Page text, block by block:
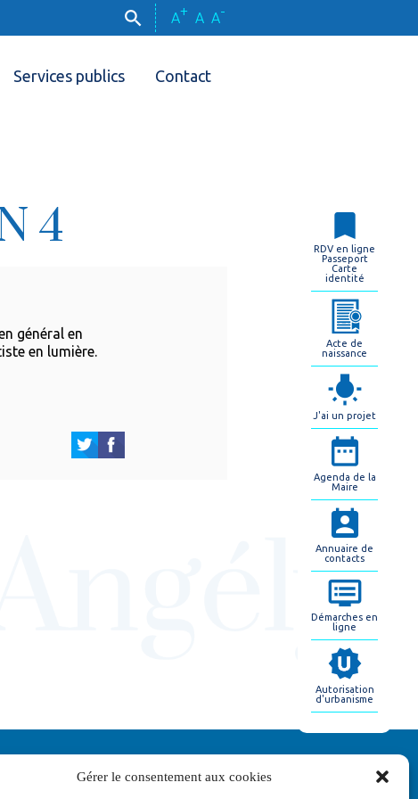
Gérer le consentement aux cookies
A+ A A-
Services publics Contact
4
général en
en lumière.
RDV en ligne
Passeport
Carte
identité
Acte de
naissance
J'ai un projet
Agenda de la
Maire
Annuaire de
contacts
Démarches en
ligne
Autorisation
d'urbanisme